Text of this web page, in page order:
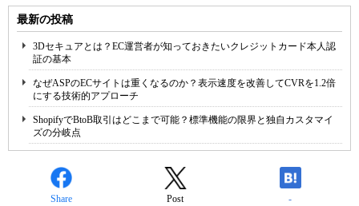
最新の投稿
3Dセキュアとは？EC運営者が知っておきたいクレジットカード本人認
証の基本
なぜASPのECサイトは重くなるのか？表示速度を改善してCVRを1.2倍
にする技術的アプローチ
ShopifyでBtoB取引はどこまで可能？標準機能の限界と独自カスタマイ
ズの分岐点
Share Post -